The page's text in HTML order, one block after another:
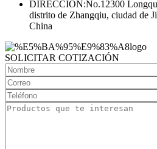
DIRECCIÓN:No.12300
distrito de Zhangqiu, ciudad de
China
SOLICITAR COTIZACIÓN